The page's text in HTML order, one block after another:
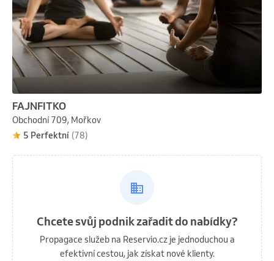
FAJNFITKO
Obchodní 709, Mořkov
5 Perfektní (78)
Chcete svůj podnik zařadit do nabídky?
Propagace služeb na Reservio.cz je jednoduchou a
efektivní cestou, jak získat nové klienty.